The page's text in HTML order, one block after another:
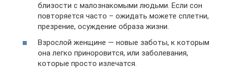
близости с малознакомыми людьми. Если сон
повторяется часто – ожидать можете сплетни,
презрение, осуждение образа жизни.
Взрослой женщине — новые заботы, к которым
она легко приноровится, или заболевания,
которые просто излечатся.